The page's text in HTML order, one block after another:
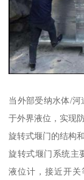
当外部受纳水体/
于外界液位，实现
旋转式堰门的结构
旋转式堰门系统主
液位计，接近开